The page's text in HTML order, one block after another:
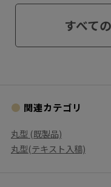
すべて
関連カテゴリ
丸型 (既製品)
丸型(テキスト入稿)